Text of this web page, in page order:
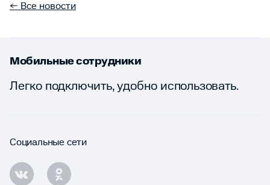
← Все новости
Мобильные сотрудники
Легко подключить, удобно использовать.
Социальные сети